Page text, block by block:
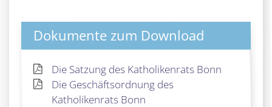
Dokumente zum Download
Die Satzung des Katholikenrats Bonn
Die Geschäftsordnung des
Katholikenrats Bonn